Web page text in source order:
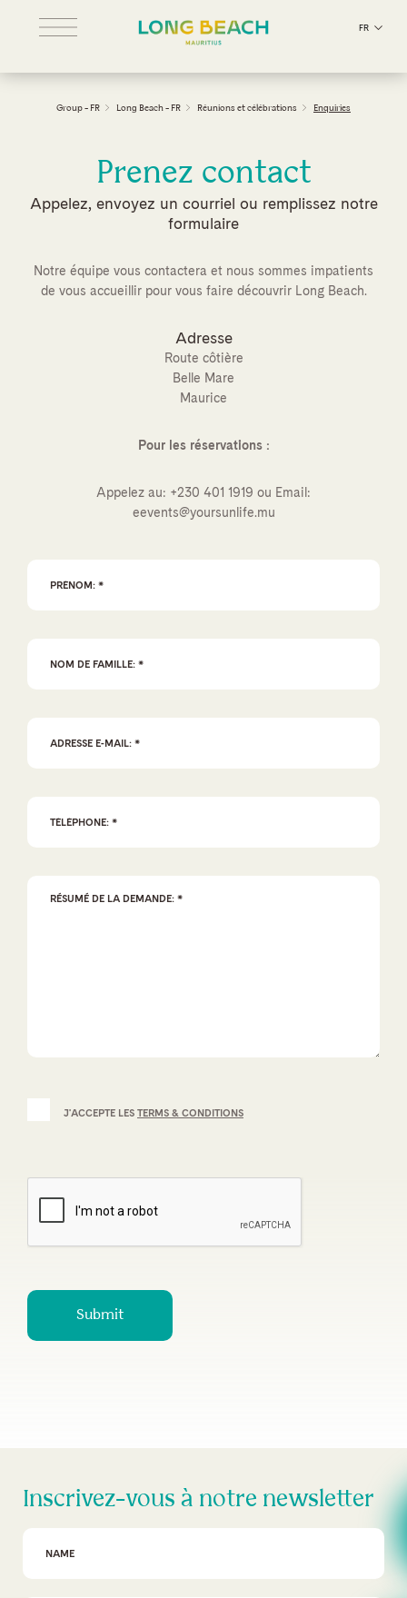
FR
Group - FR Long Beach - FR Réunions et célébrations Enquiries
Prenez contact
Appelez, envoyez un courriel ou remplissez notre
formulaire
Notre équipe vous contactera et nous sommes impatients
de vous accueillir pour vous faire découvrir Long Beach.
Adresse
Route côtière
Belle Mare
Maurice
Pour les réservations :
Appelez au: +230 401 1919 ou Email:
eevents@yoursunlife.mu
J'ACCEPTE LES TERMS & CONDITIONS
Submit
Inscrivez-vous à notre newsletter